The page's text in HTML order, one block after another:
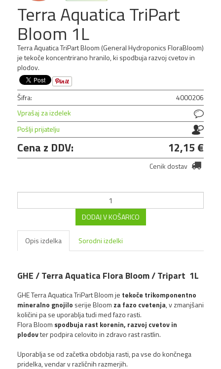
Terra Aquatica TriPart
Bloom 1L
Terra Aquatica TriPart Bloom (General Hydroponics FloraBloom)
je tekoče koncentrirano hranilo, ki spodbuja razvoj cvetov in
plodov.
Šifra:
4000206
Vprašaj za izdelek
Pošlji prijatelju
Cena z DDV: 12,15 €
Cenik dostav
DODAJ V KOŠARICO
Opis izdelka Sorodni izdelki
GHE / Terra Aquatica Flora Bloom / Tripart 1L
GHE Terra Aquatica TriPart Bloom je tekoče trikomponentno
mineralno gnojilo serije Bloom za fazo cvetenja, v zmanjšani
količini pa se uporablja tudi med fazo rasti.
Flora Bloom spodbuja rast korenin, razvoj cvetov in
plodovter podpira celovito in zdravo rast rastlin.
Uporablja se od začetka obdobja rasti, pa vse do končnega
pridelka, vendar v različnih razmerjih.